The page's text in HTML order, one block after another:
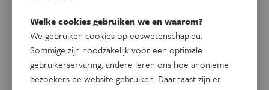
Eos Blogs Natuur & Milieu
Welke cookies gebruiken we en waarom?
We gebruiken cookies op eoswetenschap.eu.
Sommige zijn noodzakelijk voor een optimale
gebruikerservaring, andere leren ons hoe anonieme
bezoekers de website gebruiken. Daarnaast zijn er